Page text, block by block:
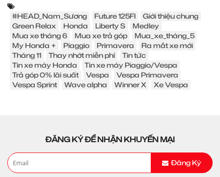
#HEAD_Nam_Sương Future 125FI
Giới thiệu chung
Green Relax
Honda Liberty S
Medley
Mua xe tháng 6
Mua xe trả góp
Mua_xe_tháng_5
My Honda +
Piaggio Primavera
Ra mắt xe mới
Tháng 11
Thay nhớt miễn phí
Tin tức
Tin xe máy Honda
Tin xe máy Piaggio/Vespa
Trả góp 0% lãi suất
Vespa
Vespa Primavera
Vespa Sprint
Wave alpha Winner X Xe Vespa
ĐĂNG KÝ ĐỂ NHẬN KHUYẾN MẠI
Đăng Ký